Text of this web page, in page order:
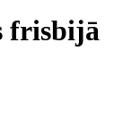
frisbijā